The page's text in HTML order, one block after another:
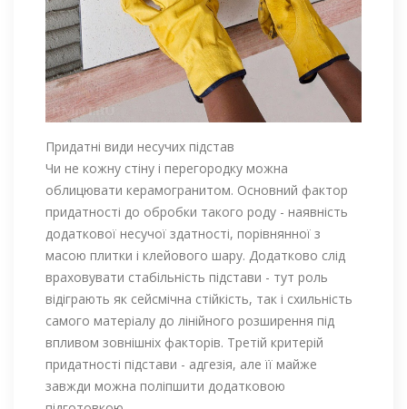
Придатні види несучих підстав
Чи не кожну стіну і перегородку можна
облицювати керамогранитом. Основний фактор
придатності до обробки такого роду - наявність
додаткової несучої здатності, порівнянної з
масою плитки і клейового шару. Додатково слід
враховувати стабільність підстави - тут роль
відіграють як сейсмічна стійкість, так і схильність
самого матеріалу до лінійного розширення під
впливом зовнішніх факторів. Третій критерій
придатності підстави - адгезія, але її майже
завжди можна поліпшити додатковою